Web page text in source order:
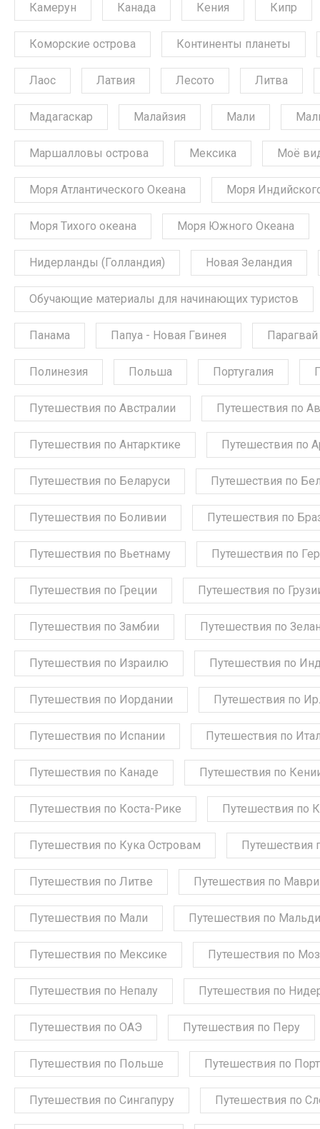
Камерун Канада Кения Кипр
Коморские острова Континенты планеты
Лаос Латвия Лесото Литва
Мадагаскар Малайзия Мали
Маршалловы острова Мексика Моё
Моря Атлантического Океана Моря
Моря Тихого океана Моря Южного Океана
Нидерланды (Голландия) Новая Зеландия
Обучающие материалы для начинающих туристов
Панама Папуа - Новая Гвинея Парагвай
Полинезия Польша Португалия
Путешествия по Австралии Путешествия по
Путешествия по Антарктике Путешествия по
Путешествия по Беларуси Путешествия по
Путешествия по Боливии Путешествия по
Путешествия по Вьетнаму Путешествия по
Путешествия по Греции Путешествия по
Путешествия по Замбии Путешествия по
Путешествия по Израилю Путешествия по
Путешествия по Иордании Путешествия по
Путешествия по Испании Путешествия по
Путешествия по Канаде Путешествия по
Путешествия по Коста-Рике Путешествия по
Путешествия по Кука Островам Путешествия
Путешествия по Литве Путешествия по
Путешествия по Мали Путешествия по
Путешествия по Мексике Путешествия по
Путешествия по Непалу Путешествия по
Путешествия по ОАЭ Путешествия по Перу
Путешествия по Польше Путешествия по
Путешествия по Сингапуру Путешествия по